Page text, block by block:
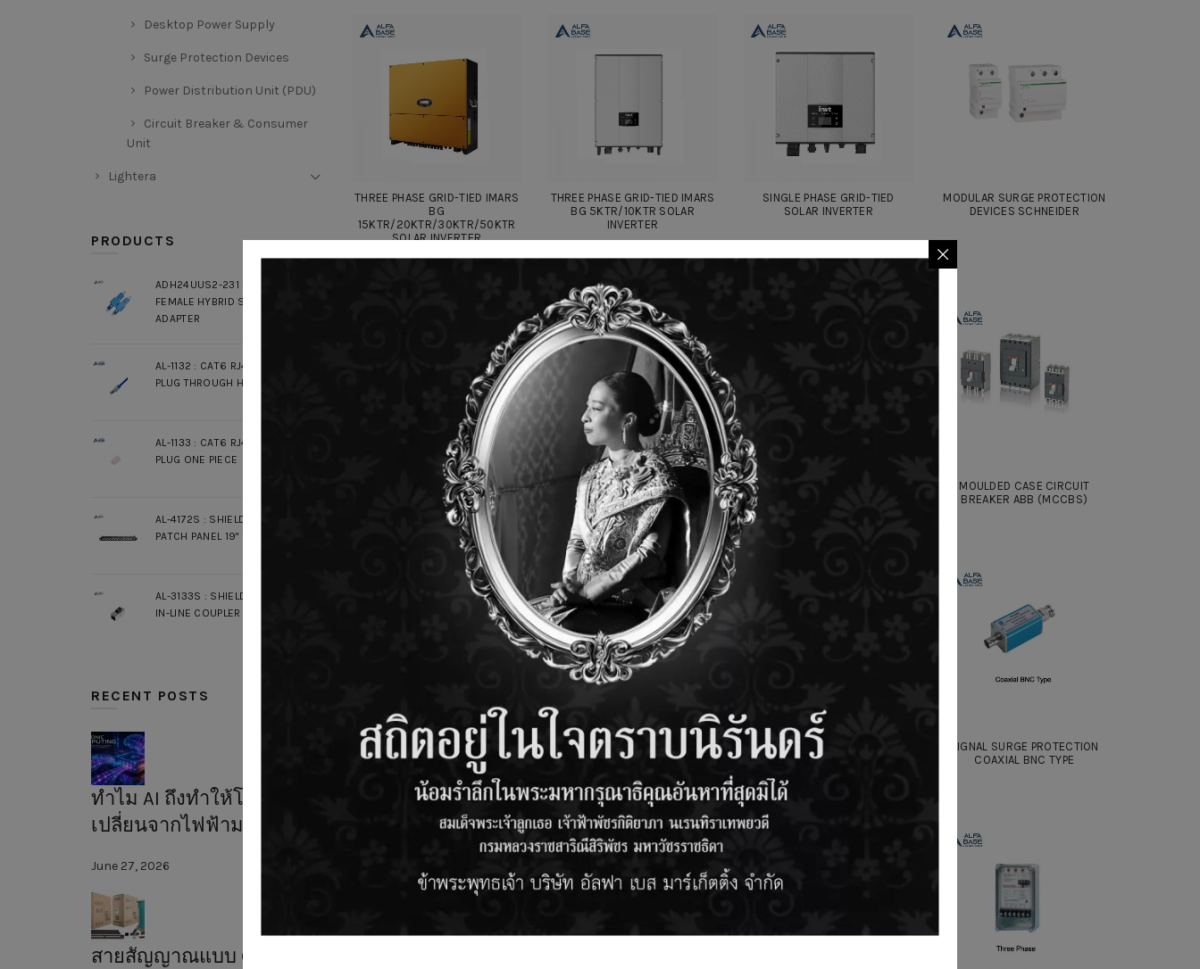
THREE PHASE GRID-TIED IMARS
BG
15KTR/20KTR/30KTR/50KTR
SOLAR INVERTER
THREE PHASE GRID-TIED IMARS
BG 5KTR/10KTR SOLAR
INVERTER
SINGLE PHASE GRID-TIED
SOLAR INVERTER
MODULAR SURGE PROTECTION
DEVICES SCHNEIDER
CONSUMER UNIT SCHNEIDER
RESIDUAL CURRENT DEVICES
DIN RAIL SCHNEIDER (RCDS)
DISTRIBUTION BOARDS ABB
MOULDED CASE CIRCUIT
BREAKER ABB (MCCBS)
CONSUMER UNIT ABB
SIGNAL SURGE PROTECTION
DB9
SIGNAL SURGE PROTECTION
DB25
SIGNAL SURGE PROTECTION
COAXIAL BNC TYPE
Desktop Power Supply
Surge Protection Devices
Power Distribution Unit (PDU)
Circuit Breaker & Consumer
Unit
Lightera
PRODUCTS
ADH24UUS2-231 : SC MALE / LC
FEMALE HYBRID SM DUPLEX
ADAPTER
AL-1132 : CAT6 RJ45 MODULAR
PLUG THROUGH HOLE
AL-1133 : CAT6 RJ45 MODULAR
PLUG ONE PIECE
AL-4172S : SHIELDED UNLOAD
PATCH PANEL 19" 1U 24 PORT
AL-3133S : SHIELDED CAT6A RJ45
IN-LINE COUPLER SLIM
RECENT POSTS
ทำไม AI ถึงทำให้โลกต้อง
เปลี่ยนจากไฟฟ้ามาใช้แสง?
June 27, 2026
สายสัญญาณแบบ CAT6A น่า